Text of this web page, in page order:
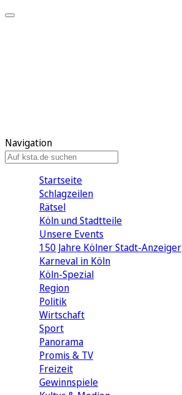
Navigation
Startseite
Schlagzeilen
Rätsel
Köln und Stadtteile
Unsere Events
150 Jahre Kölner Stadt-Anzeiger
Karneval in Köln
Köln-Spezial
Region
Politik
Wirtschaft
Sport
Panorama
Promis & TV
Freizeit
Gewinnspiele